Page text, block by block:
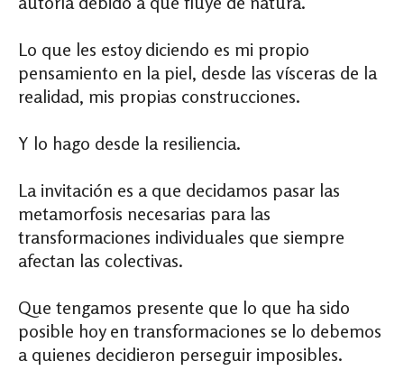
Lo que les estoy diciendo es mi propio
pensamiento en la piel, desde las vísceras de la
realidad, mis propias construcciones.
Y lo hago desde la resiliencia.
La invitación es a que decidamos pasar las
metamorfosis necesarias para las
transformaciones individuales que siempre
afectan las colectivas.
Que tengamos presente que lo que ha sido
posible hoy en transformaciones se lo debemos
a quienes decidieron perseguir imposibles.